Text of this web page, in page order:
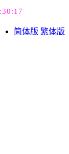
简体版 繁体版